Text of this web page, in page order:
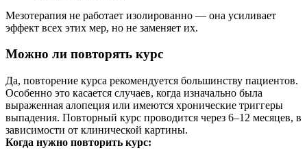
Мезотерапия не работает изолированно — она усиливает
эффект всех этих мер, но не заменяет их.
Можно ли повторять курс
Да, повторение курса рекомендуется большинству пациентов.
Особенно это касается случаев, когда изначально была
выраженная алопеция или имеются хронические триггеры
выпадения. Повторный курс проводится через 6–12 месяцев, в
зависимости от клинической картины.
Когда нужно повторить курс: